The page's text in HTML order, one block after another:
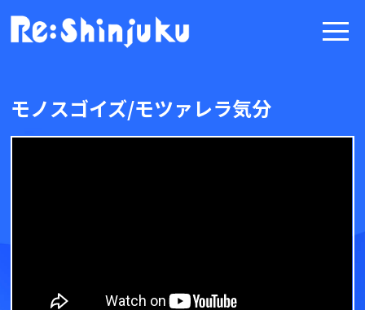
モノスゴイズ/モツァレラ気分